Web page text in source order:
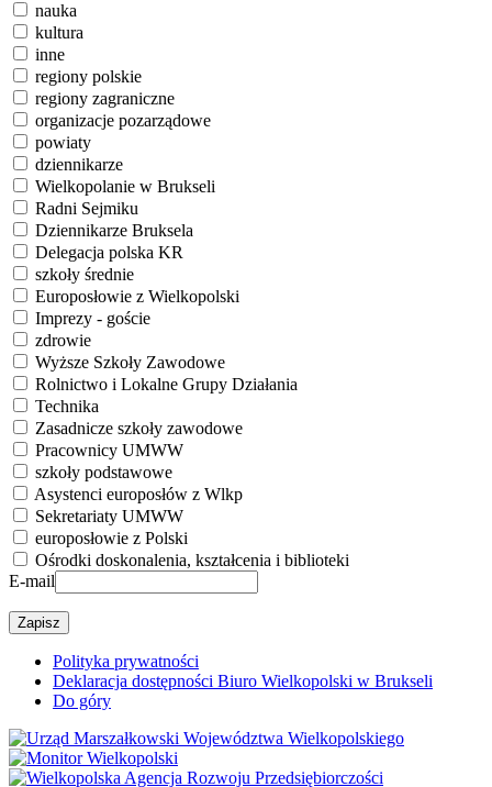
nauka
kultura
inne
regiony polskie
regiony zagraniczne
organizacje pozarządowe
powiaty
dziennikarze
Wielkopolanie w Brukseli
Radni Sejmiku
Dziennikarze Bruksela
Delegacja polska KR
szkoły średnie
Europosłowie z Wielkopolski
Imprezy - goście
zdrowie
Wyższe Szkoły Zawodowe
Rolnictwo i Lokalne Grupy Działania
Technika
Zasadnicze szkoły zawodowe
Pracownicy UMWW
szkoły podstawowe
Asystenci europosłów z Wlkp
Sekretariaty UMWW
europosłowie z Polski
Ośrodki doskonalenia, kształcenia i biblioteki
E-mail
Polityka prywatności
Deklaracja dostępności Biuro Wielkopolski w Brukseli
Do góry